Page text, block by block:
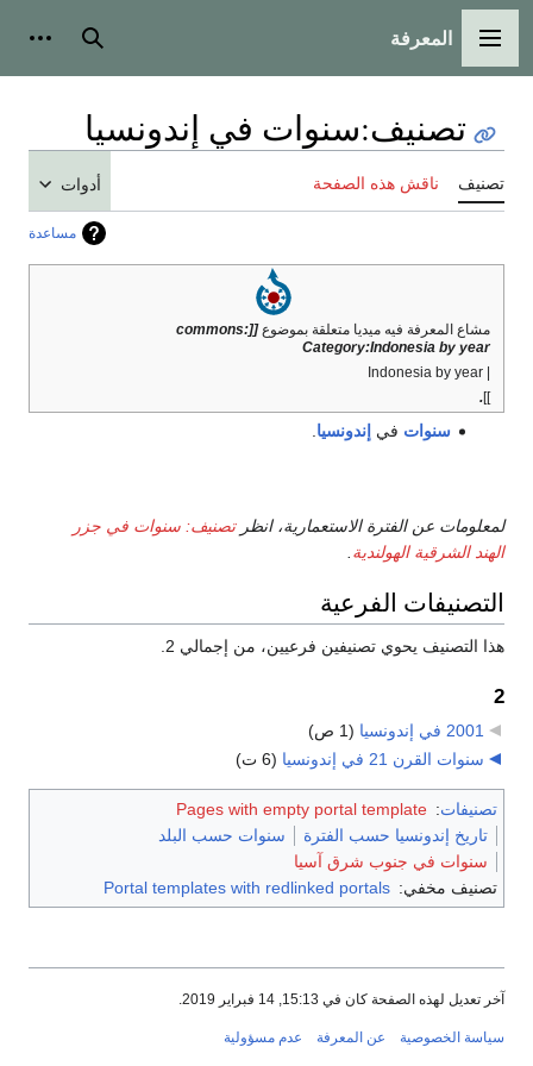
القائمة الرئيسية
المعرفة بحث
تصنيف:سنوات في إندونسيا
تصنيف ناقش هذه الصفحة أدوات
مساعدة
مشاع المعرفة فيه ميديا متعلقة بموضوع [[commons:
Category:Indonesia by year
| Indonesia by year
]]
.
سنوات في إندونسيا
لمعلومات عن الفترة الاستعمارية، انظرتصنيف: سنوات في جزر
الهند الشرقية الهولندية
التصنيفات الفرعية
هذا التصنيف يحوي تصنيفين فرعيين، من إجمالي 2.
2
2001 في إندونسيا
(1 ص)
سنوات القرن 21 في إندونسيا
(6 ت)
تصنيفات:
Pages with empty portal template
تاريخ إندونسيا حسب الفترة
سنوات حسب البلد
سنوات في جنوب شرق آسيا
تصنيف مخفي: Portal templates with redlinked portals
آخر تعديل لهذه الصفحة كان في 15:13, 14 فبراير 2019.
سياسة الخصوصية عن المعرفة عدم مسؤولية